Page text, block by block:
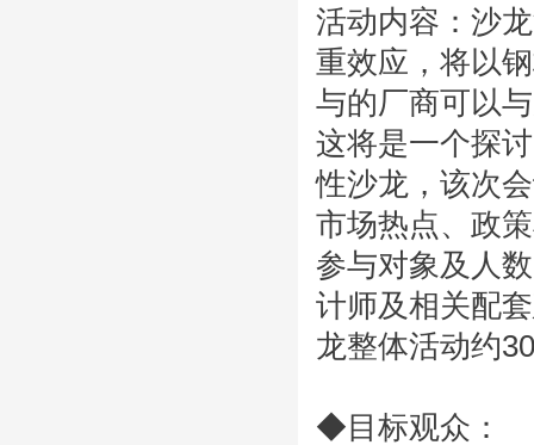
活动内容：沙
重效应，将以
与的厂商可以
这将是一个探
性沙龙，该次
市场热点、政
参与对象及人
计师及相关配
龙整体活动约
◆目标观众：